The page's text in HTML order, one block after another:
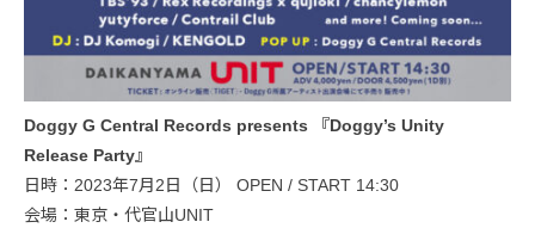
Doggy G Central Records presents 『Doggy’s Unity
Release Party』
日時：2023年7月2日（日） OPEN / START 14:30
会場：東京・代官山UNIT